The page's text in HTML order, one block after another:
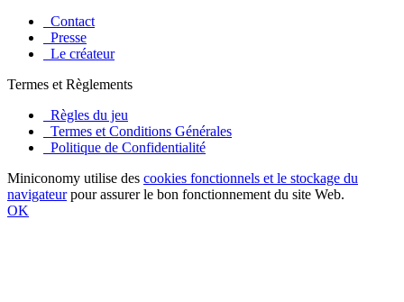
Contact
Presse
Le créateur
Termes et Règlements
Règles du jeu
Termes et Conditions Générales
Politique de Confidentialité
Miniconomy utilise des cookies fonctionnels et le stockage du
navigateurpour assurer le bon fonctionnement du site Web.
OK